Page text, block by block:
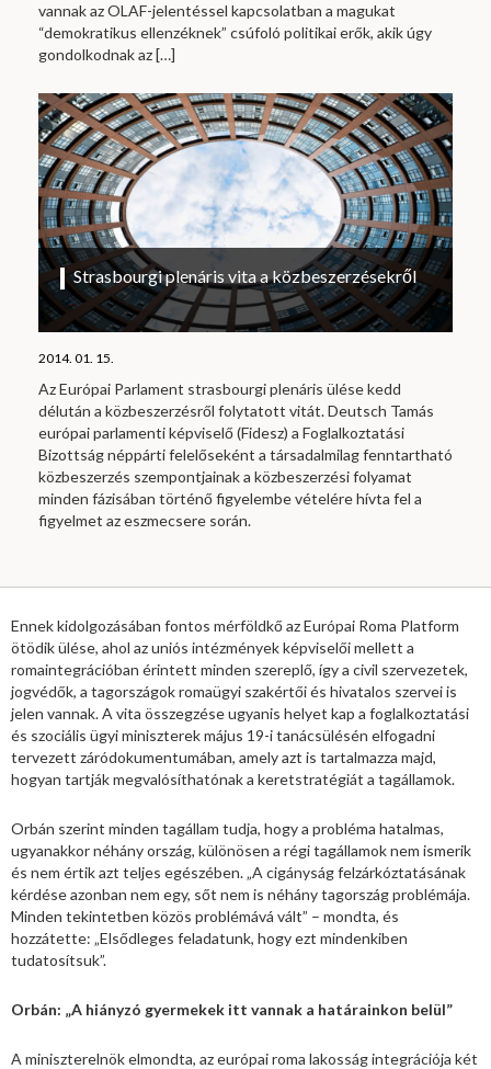
vannak az OLAF-jelentéssel kapcsolatban a magukat
“demokratikus ellenzéknek” csúfoló politikai erők, akik úgy
gondolkodnak az[…]
Strasbourgi plenáris vita a közbeszerzésekről
2014. 01. 15.
Az Európai Parlament strasbourgi plenáris ülése kedd
délután a közbeszerzésről folytatott vitát. Deutsch Tamás
európai parlamenti képviselő (Fidesz) a Foglalkoztatási
Bizottság néppárti felelőseként a társadalmilag fenntartható
közbeszerzés szempontjainak a közbeszerzési folyamat
minden fázisában történő figyelembe vételére hívta fel a
figyelmet az eszmecsere során.
Ennek kidolgozásában fontos mérföldkő az Európai Roma Platform
ötödik ülése, ahol az uniós intézmények képviselői mellett a
romaintegrációban érintett minden szereplő, így a civil szervezetek,
jogvédők, a tagországok romaügyi szakértői és hivatalos szervei is
jelen vannak. A vita összegzése ugyanis helyet kap a foglalkoztatási
és szociális ügyi miniszterek május 19-i tanácsülésén elfogadni
tervezett záródokumentumában, amely azt is tartalmazza majd,
hogyan tartják megvalósíthatónak a keretstratégiát a tagállamok.
Orbán szerint minden tagállam tudja, hogy a probléma hatalmas,
ugyanakkor néhány ország, különösen a régi tagállamok nem ismerik
és nem értik azt teljes egészében. „A cigányság felzárkóztatásának
kérdése azonban nem egy, sőt nem is néhány tagország problémája.
Minden tekintetben közös problémává vált” – mondta, és
hozzátette: „Elsődleges feladatunk, hogy ezt mindenkiben
tudatosítsuk”.
Orbán: „A hiányzó gyermekek itt vannak a határainkon belül”
A miniszterelnök elmondta, az európai roma lakosság integrációja két